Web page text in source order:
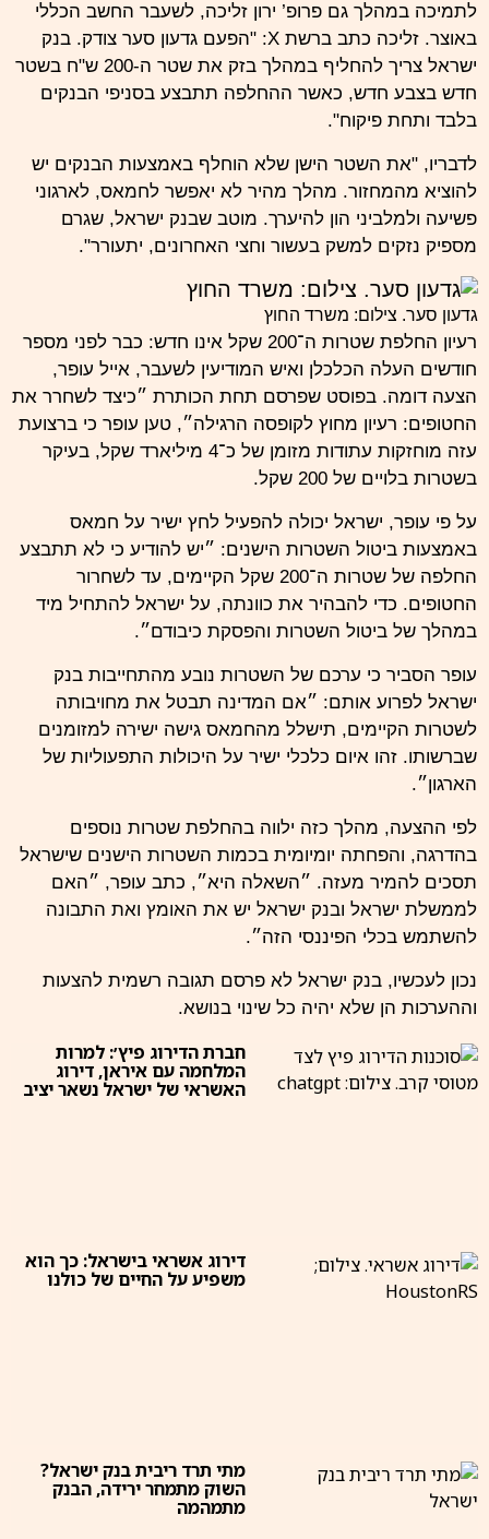
לתמיכה במהלך גם פרופ’ ירון זליכה, לשעבר החשב הכללי
באוצר. זליכה כתב ברשת X: "הפעם גדעון סער צודק. בנק
ישראל צריך להחליף במהלך בזק את שטר ה-200 ש"ח בשטר
חדש בצבע חדש, כאשר ההחלפה תתבצע בסניפי הבנקים
בלבד ותחת פיקוח".
לדבריו, "את השטר הישן שלא הוחלף באמצעות הבנקים יש
להוציא מהמחזור. מהלך מהיר לא יאפשר לחמאס, לארגוני
פשיעה ולמלביני הון להיערך. מוטב שבנק ישראל, שגרם
מספיק נזקים למשק בעשור וחצי האחרונים, יתעורר".
גדעון סער. צילום: משרד החוץ
רעיון החלפת שטרות ה־200 שקל אינו חדש: כבר לפני מספר
חודשים העלה הכלכלן ואיש המודיעין לשעבר, אייל עופר,
הצעה דומה. בפוסט שפרסם תחת הכותרת ״כיצד לשחרר את
החטופים: רעיון מחוץ לקופסה הרגילה״, טען עופר כי ברצועת
עזה מוחזקות עתודות מזומן של כ־4 מיליארד שקל, בעיקר
בשטרות בלויים של 200 שקל.
על פי עופר, ישראל יכולה להפעיל לחץ ישיר על חמאס
באמצעות ביטול השטרות הישנים: ״יש להודיע כי לא תתבצע
החלפה של שטרות ה־200 שקל הקיימים, עד לשחרור
החטופים. כדי להבהיר את כוונתה, על ישראל להתחיל מיד
במהלך של ביטול השטרות והפסקת כיבודם״.
עופר הסביר כי ערכם של השטרות נובע מהתחייבות בנק
ישראל לפרוע אותם: ״אם המדינה תבטל את מחויבותה
לשטרות הקיימים, תישלל מהחמאס גישה ישירה למזומנים
שברשותו. זהו איום כלכלי ישיר על היכולות התפעוליות של
הארגון״.
לפי ההצעה, מהלך כזה ילווה בהחלפת שטרות נוספים
בהדרגה, והפחתה יומיומית בכמות השטרות הישנים שישראל
תסכים להמיר מעזה. ״השאלה היא״, כתב עופר, ״האם
לממשלת ישראל ובנק ישראל יש את האומץ ואת התבונה
להשתמש בכלי הפיננסי הזה״.
נכון לעכשיו, בנק ישראל לא פרסם תגובה רשמית להצעות
וההערכות הן שלא יהיה כל שינוי בנושא.
חברת הדירוג פיץ׳: למרות
המלחמה עם איראן, דירוג
האשראי של ישראל נשאר יציב
דירוג אשראי בישראל: כך הוא
משפיע על החיים של כולנו
מתי תרד ריבית בנק ישראל?
השוק מתמחר ירידה, הבנק
מתמהמה